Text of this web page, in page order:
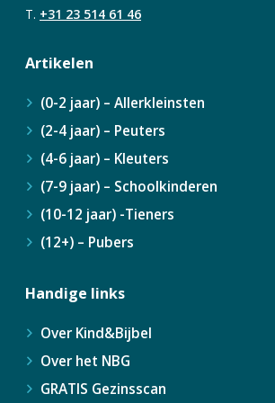
T. +31 23 514 61 46
Artikelen
(0-2 jaar) – Allerkleinsten
(2-4 jaar) – Peuters
(4-6 jaar) – Kleuters
(7-9 jaar) – Schoolkinderen
(10-12 jaar) -Tieners
(12+) – Pubers
Handige links
Over Kind&Bijbel
Over het NBG
GRATIS Gezinsscan